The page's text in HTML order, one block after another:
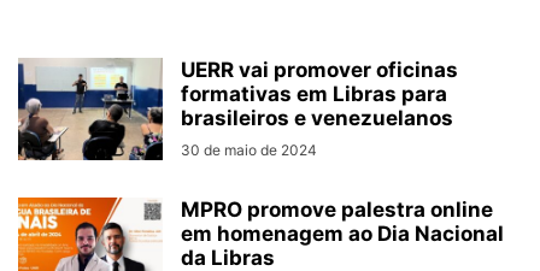
UERR vai promover oficinas
formativas em Libras para
brasileiros e venezuelanos
30 de maio de 2024
MPRO promove palestra online
em homenagem ao Dia Nacional
da Libras